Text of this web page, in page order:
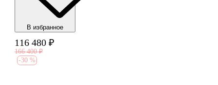
В избранноe
116 480 ₽
166 400 ₽
-30 %